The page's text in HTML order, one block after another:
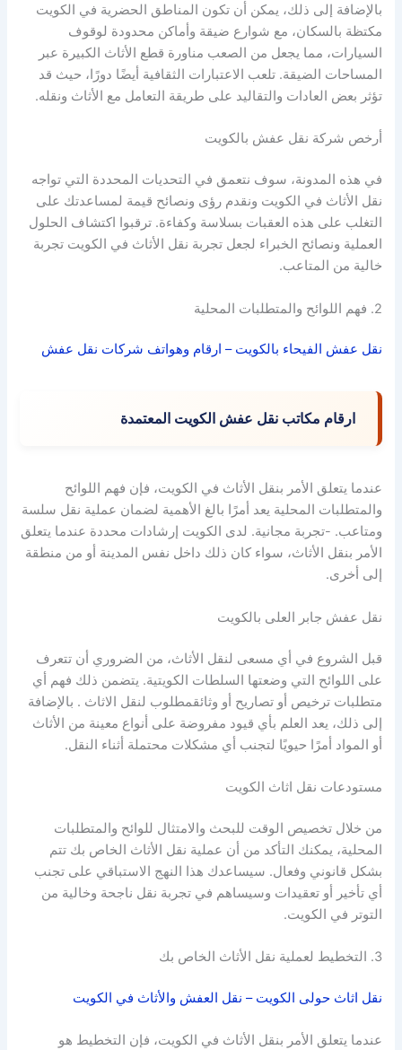
بالإضافة إلى ذلك، يمكن أن تكون المناطق الحضرية في الكويت
مكتظة بالسكان، مع شوارع ضيقة وأماكن محدودة لوقوف
السيارات، مما يجعل من الصعب مناورة قطع الأثاث الكبيرة عبر
المساحات الضيقة. تلعب الاعتبارات الثقافية أيضًا دورًا، حيث قد
تؤثر بعض العادات والتقاليد على طريقة التعامل مع الأثاث ونقله.
أرخص شركة نقل عفش بالكويت
في هذه المدونة، سوف نتعمق في التحديات المحددة التي تواجه
نقل الأثاث في الكويت ونقدم رؤى ونصائح قيمة لمساعدتك على
التغلب على هذه العقبات بسلاسة وكفاءة. ترقبوا اكتشاف الحلول
العملية ونصائح الخبراء لجعل تجربة نقل الأثاث في الكويت تجربة
خالية من المتاعب.
2. فهم اللوائح والمتطلبات المحلية
نقل عفش الفيحاء بالكويت – ارقام وهواتف شركات نقل عفش
ارقام مكاتب نقل عفش الكويت المعتمدة
عندما يتعلق الأمر بنقل الأثاث في الكويت، فإن فهم اللوائح
والمتطلبات المحلية يعد أمرًا بالغ الأهمية لضمان عملية نقل سلسة
ومتاعب. -تجربة مجانية. لدى الكويت إرشادات محددة عندما يتعلق
الأمر بنقل الأثاث، سواء كان ذلك داخل نفس المدينة أو من منطقة
إلى أخرى.
نقل عفش جابر العلى بالكويت
قبل الشروع في أي مسعى لنقل الأثاث، من الضروري أن تتعرف
على اللوائح التي وضعتها السلطات الكويتية. يتضمن ذلك فهم أي
متطلبات ترخيص أو تصاريح أو وثائقمطلوب لنقل الاثاث . بالإضافة
إلى ذلك، يعد العلم بأي قيود مفروضة على أنواع معينة من الأثاث
أو المواد أمرًا حيويًا لتجنب أي مشكلات محتملة أثناء النقل.
مستودعات نقل اثاث الكويت
من خلال تخصيص الوقت للبحث والامتثال للوائح والمتطلبات
المحلية، يمكنك التأكد من أن عملية نقل الأثاث الخاص بك تتم
بشكل قانوني وفعال. سيساعدك هذا النهج الاستباقي على تجنب
أي تأخير أو تعقيدات وسيساهم في تجربة نقل ناجحة وخالية من
التوتر في الكويت.
3. التخطيط لعملية نقل الأثاث الخاص بك
نقل اثاث حولى الكويت – نقل العفش والأثاث في الكويت
عندما يتعلق الأمر بنقل الأثاث في الكويت، فإن التخطيط هو